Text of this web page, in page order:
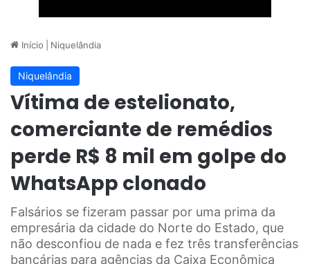
Início Niquelândia
Niquelândia
Vítima de estelionato,
comerciante de remédios
perde R$ 8 mil em golpe do
WhatsApp clonado
Falsários se fizeram passar por uma prima da
empresária da cidade do Norte do Estado, que
não desconfiou de nada e fez três transferências
bancárias para agências da Caixa Econômica